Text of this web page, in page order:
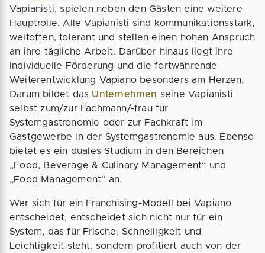
Vapianisti, spielen neben den Gästen eine weitere
Hauptrolle. Alle Vapianisti sind kommunikationsstark,
weltoffen, tolerant und stellen einen hohen Anspruch
an ihre tägliche Arbeit. Darüber hinaus liegt ihre
individuelle Förderung und die fortwährende
Weiterentwicklung Vapiano besonders am Herzen.
Darum bildet das Unternehmen seine Vapianisti
selbst zum/zur Fachmann/-frau für
Systemgastronomie oder zur Fachkraft im
Gastgewerbe in der Systemgastronomie aus. Ebenso
bietet es ein duales Studium in den Bereichen
„Food, Beverage & Culinary Management“ und
„Food Management” an.
Wer sich für ein Franchising-Modell bei Vapiano
entscheidet, entscheidet sich nicht nur für ein
System, das für Frische, Schnelligkeit und
Leichtigkeit steht, sondern profitiert auch von der